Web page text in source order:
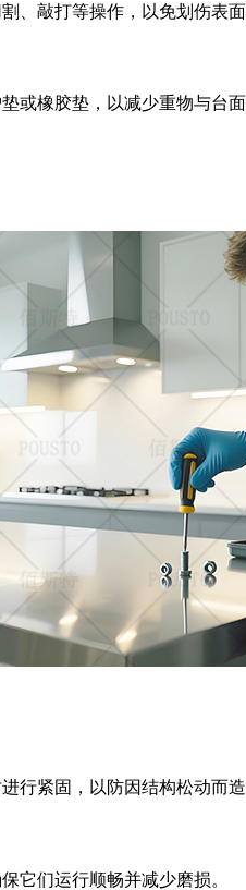
敲打等操作，以免划伤表
橡胶垫，以减少重物与台
行紧固，以防因结构松动而造
它们运行顺畅并减少磨损。